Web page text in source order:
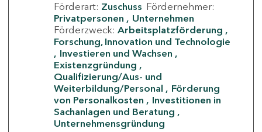
Förderart: Zuschuss Fördernehmer:
Privatpersonen
Unternehmen
Förderzweck: Arbeitsplatzförderung
Forschung, Innovation und Technologie
Investieren und Wachsen
Existenzgründung
Qualifizierung/Aus- und
Weiterbildung/Personal
Förderung
von Personalkosten
Investitionen in
Sachanlagen und Beratung
Unternehmensgründung